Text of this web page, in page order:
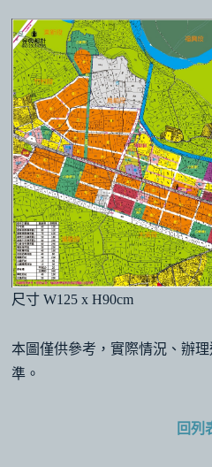
尺寸 W125 x H90cm
本圖僅供參考，實際情況、辦
準。
回列